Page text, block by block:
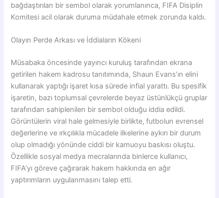
bağdaştırılan bir sembol olarak yorumlanınca, FIFA Disiplin
Komitesi acil olarak duruma müdahale etmek zorunda kaldı.
Olayın Perde Arkası ve İddiaların Kökeni
Müsabaka öncesinde yayıncı kuruluş tarafından ekrana
getirilen hakem kadrosu tanıtımında, Shaun Evans’ın elini
kullanarak yaptığı işaret kısa sürede infial yarattı. Bu spesifik
işaretin, bazı toplumsal çevrelerde beyaz üstünlükçü gruplar
tarafından sahiplenilen bir sembol olduğu iddia edildi.
Görüntülerin viral hale gelmesiyle birlikte, futbolun evrensel
değerlerine ve ırkçılıkla mücadele ilkelerine aykırı bir durum
olup olmadığı yönünde ciddi bir kamuoyu baskısı oluştu.
Özellikle sosyal medya mecralarında binlerce kullanıcı,
FIFA’yı göreve çağırarak hakem hakkında en ağır
yaptırımların uygulanmasını talep etti.